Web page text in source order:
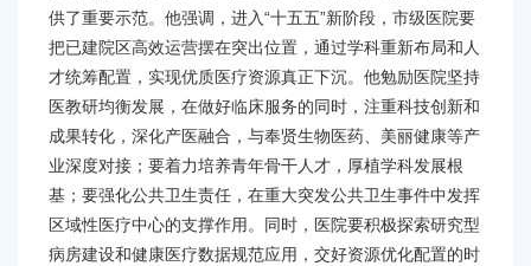
供了重要示范。他强调，进入“十五五”新阶段，市级医院要
把已建院区高效运营摆在突出位置，通过学科重新布局和人
才统筹配置，实现优质医疗资源真正下沉。他勉励医院坚持
医教研均衡发展，在做好临床服务的同时，注重科技创新和
成果转化，深化产医融合，与奉贤生物医药、美丽健康等产
业深度对接；要着力培养青年骨干人才，厚植学科发展根
基；要强化公共卫生责任，在重大突发公共卫生事件中发挥
区域性医疗中心的支撑作用。同时，医院要积极探索研究型
病房建设和健康医疗数据规范应用，交好资源优化配置的时